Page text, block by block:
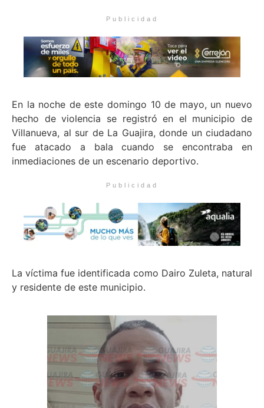
Publicidad
En la noche de este domingo 10 de mayo, un nuevo
hecho de violencia se registró en el municipio de
Villanueva, al sur de La Guajira, donde un ciudadano
fue atacado a bala cuando se encontraba en
inmediaciones de un escenario deportivo.
Publicidad
La víctima fue identificada como Dairo Zuleta, natural
y residente de este municipio.